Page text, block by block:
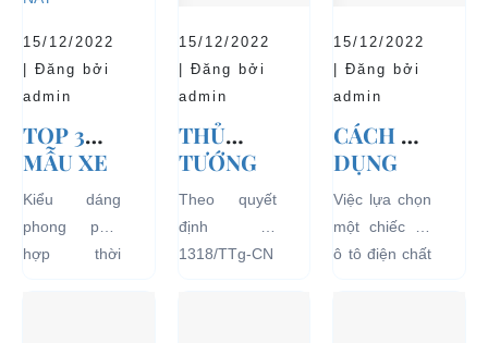
15/12/2022
| Đăng bởi
admin
TOP 3
MẪU XE
Ô TÔ
ĐIỆN
THỊNH
HÀNH VÀ
Kiểu dáng
phong phú,
hợp thời
15/12/2022
| Đăng bởi
admin
THỦ
TƯỚNG
CHÍNH
PHỦ
ĐỒNG Ý
Theo quyết
định số
1318/TTg-CN
15/12/2022
| Đăng bởi
admin
CÁCH SỬ
DỤNG
XE Ô TÔ
ĐIỆN ĐỂ
TĂNG
TUỔI
Việc lựa chọn
một chiếc xe
ô tô điện chất